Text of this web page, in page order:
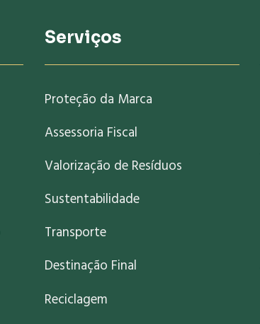
Serviços
Proteção da Marca
Assessoria Fiscal
Valorização de Resíduos
Sustentabilidade
Transporte
Destinação Final
Reciclagem